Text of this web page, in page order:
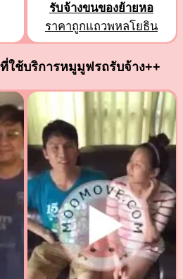
รับจ้างขนของย้ายหอ
ราคาถูกแถวพหลโยธิน
ใช้บริการหมูมูฟรถรับจ้าง++